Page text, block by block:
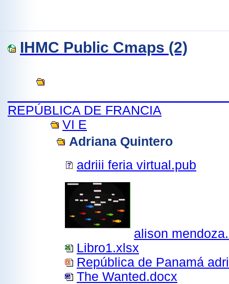
IHMC Public Cmaps (2)
REPÚBLICA DE FRANCIA
VI E
Adriana Quintero
adriii feria virtual.pub
alison
Libro1.xlsx
República de Panamá
The Wanted.docx